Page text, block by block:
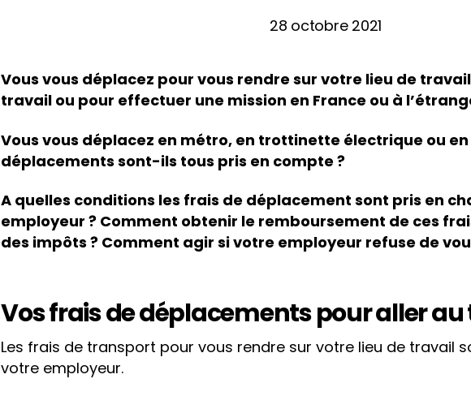
28 octobre 2021
Vous vous déplacez pour vous rendre sur votre lieu de
travail ou pour effectuer une mission en France ou à
Vous vous déplacez en métro, en trottinette électrique ou
déplacements sont-ils tous pris en compte ?
A quelles conditions les frais de déplacement sont pris en
employeur ? Comment obtenir le remboursement de ces
des impôts ? Comment agir si votre employeur refuse de
Vos frais de déplacements pour aller
Les frais de transport pour vous rendre sur votre lieu de travail
votre employeur.